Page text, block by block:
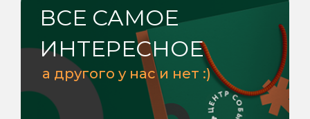
ВСЕ САМОЕ
ИНТЕРЕСНОЕ
а другого у нас и нет :)